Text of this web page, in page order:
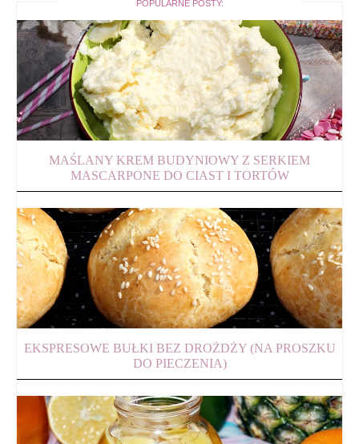
POPULARNE POSTY:
MAŚLANY KREM BUDYNIOWY Z SERKIEM
MASCARPONE DO CIAST I TORTÓW
EKSPRESOWE BUŁKI BEZ DROŻDŻY (NA PROSZKU
DO PIECZENIA)